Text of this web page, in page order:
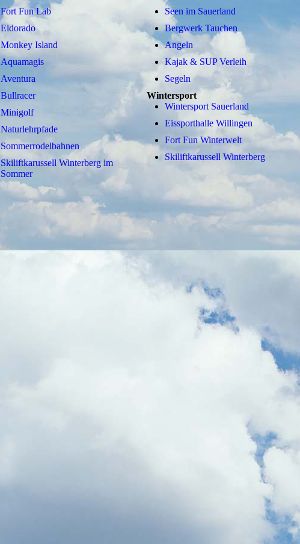
Fort FunLab
Eldorado
Monkey Island
Aquamagis
Aventura
Bullracer
Minigolf
Naturlehrpfade
Sommerrodelbahnen
Skiliftkarussell Winterberg im
Sommer
Seen im Sauerland
Bergwerk Tauchen
Angeln
Kajak & SUP Verleih
Segeln
Wintersport
Wintersport Sauerland
Eissporthalle Willingen
Fort Fun Winterwelt
Skiliftkarussell Winterberg